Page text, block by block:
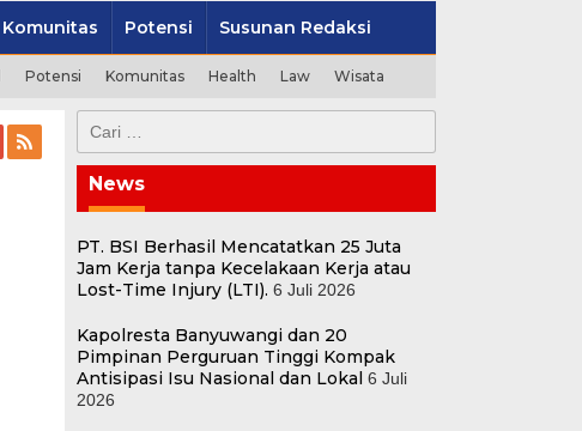
Komunitas Potensi Susunan Redaksi
Potensi Komunitas Health Law Wisata
untuk:
News
PT. BSI Berhasil Mencatatkan 25 Juta
Jam Kerja tanpa Kecelakaan Kerja atau
Lost-Time Injury (LTI). 6 Juli 2026
Kapolresta Banyuwangi dan 20
Pimpinan Perguruan Tinggi Kompak
Antisipasi Isu Nasional dan Lokal 6 Juli
2026